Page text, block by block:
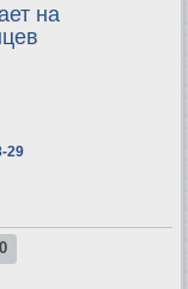
на
29
0